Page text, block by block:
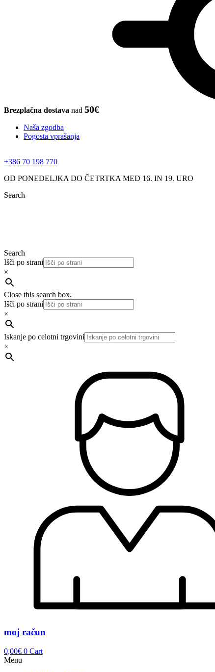
Brezplačna dostava nad 50€
Naša zgodba
Pogosta vprašanja
+386 70 198 770
OD PONEDELJKA DO ČETRTKA MED 16. IN 19. URO
Search
Search
Išči po strani
×
Close this search box.
Išči po strani
×
Iskanje po celotni trgovini
×
moj račun
0,00€ 0 Cart
Menu